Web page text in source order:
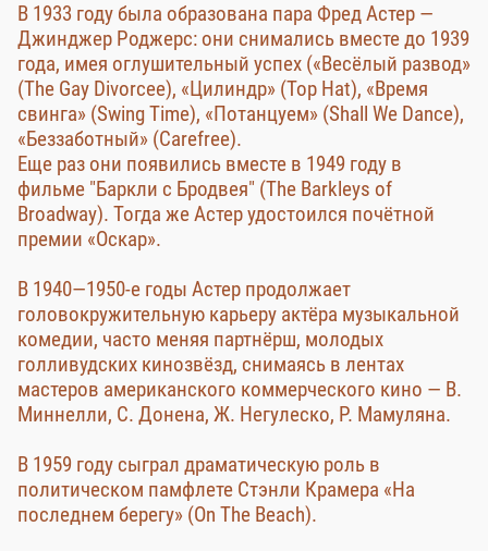
В 1933 году была образована пара Фред Астер —
Джинджер Роджерс: они снимались вместе до 1939
года, имея оглушительный успех («Весёлый развод»
(The Gay Divorcee), «Цилиндр» (Top Hat), «Время
свинга» (Swing Time), «Потанцуем» (Shall We Dance),
«Беззаботный» (Carefree).
Еще раз они появились вместе в 1949 году в
фильме "Баркли с Бродвея" (The Barkleys of
Broadway). Тогда же Астер удостоился почётной
премии «Оскар».
В 1940—1950-е годы Астер продолжает
головокружительную карьеру актёра музыкальной
комедии, часто меняя партнёрш, молодых
голливудских кинозвёзд, снимаясь в лентах
мастеров американского коммерческого кино — В.
Миннелли, С. Донена, Ж. Негулеско, Р. Мамуляна.
В 1959 году сыграл драматическую роль в
политическом памфлете Стэнли Крамера «На
последнем берегу» (On The Beach).